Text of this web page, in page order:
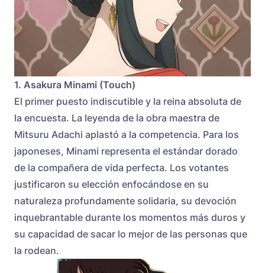
1. Asakura Minami (Touch)
El primer puesto indiscutible y la reina absoluta de
la encuesta. La leyenda de la obra maestra de
Mitsuru Adachi aplastó a la competencia. Para los
japoneses, Minami representa el estándar dorado
de la compañera de vida perfecta. Los votantes
justificaron su elección enfocándose en su
naturaleza profundamente solidaria, su devoción
inquebrantable durante los momentos más duros y
su capacidad de sacar lo mejor de las personas que
la rodean.